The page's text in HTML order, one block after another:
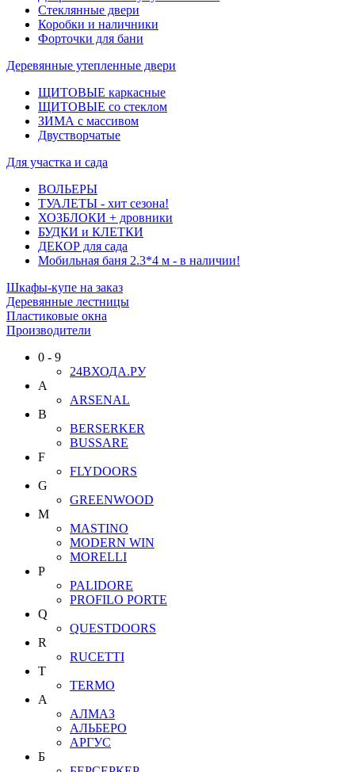
Стеклянные двери
Коробки и наличники
Форточки для бани
Деревянные утепленные двери
ЩИТОВЫЕ каркасные
ЩИТОВЫЕ со стеклом
ЗИМА с массивом
Двустворчатые
Для участка и сада
ВОЛЬЕРЫ
ТУАЛЕТЫ - хит сезона!
ХОЗБЛОКИ + дровники
БУДКИ и КЛЕТКИ
ДЕКОР для сада
Мобильная баня 2.3*4 м - в наличии!
Шкафы-купе на заказ
Деревянные лестницы
Пластиковые окна
Производители
0 - 9
24ВХОДА.РУ
A
ARSENAL
B
BERSERKER
BUSSARE
F
FLYDOORS
G
GREENWOOD
M
MASTINO
MODERN WIN
MORELLI
P
PALIDORE
PROFILO PORTE
Q
QUESTDOORS
R
RUCETTI
T
TERMO
А
АЛМАЗ
АЛЬБЕРО
АРГУС
Б